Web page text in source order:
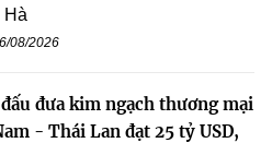
Hà
08/2026
đưa kim ngạch thương mại
- Thái Lan đạt 25 tỷ USD,